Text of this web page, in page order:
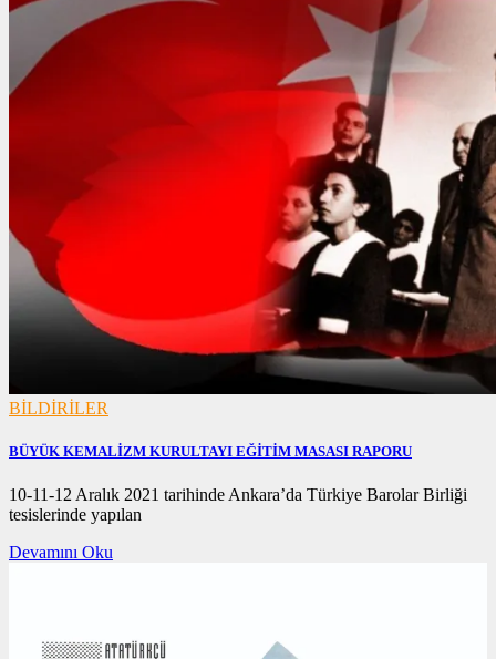
BİLDİRİLER
BÜYÜK KEMALİZM KURULTAYI EĞİTİM MASASI RAPORU
02/03/2022
10-11-12 Aralık 2021 tarihinde Ankara’da Türkiye Barolar Birliği
tesislerinde yapılan
Devamını Oku